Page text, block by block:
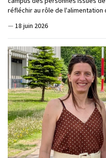
réfléchir au rôle de l'alimentation
— 18 juin 2026